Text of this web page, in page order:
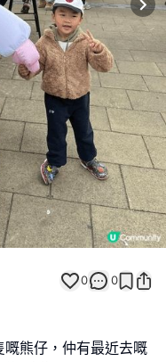
0 0
熊仔，仲有最近去嘅